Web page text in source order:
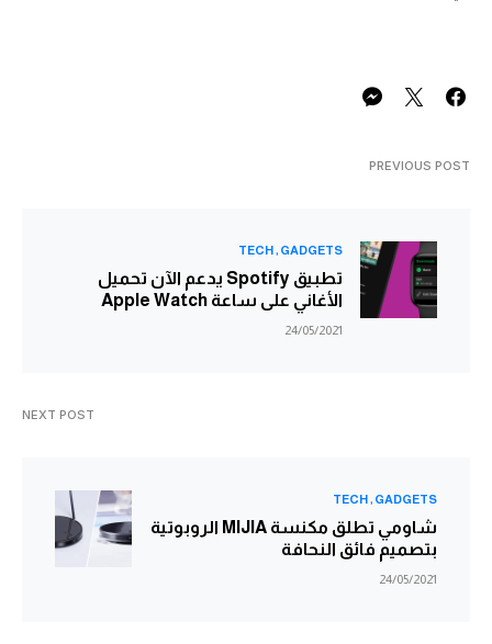
PREVIOUS POST
GADGETS
TECH
تطبيق Spotify يدعم الآن تحميل
الأغاني على ساعة Apple Watch
24/05/2021
NEXT POST
GADGETS
TECH
شاومي تطلق مكنسة MIJIA الروبوتية
بتصميم فائق النحافة
24/05/2021